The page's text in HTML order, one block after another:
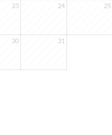
23 24 25
30 31